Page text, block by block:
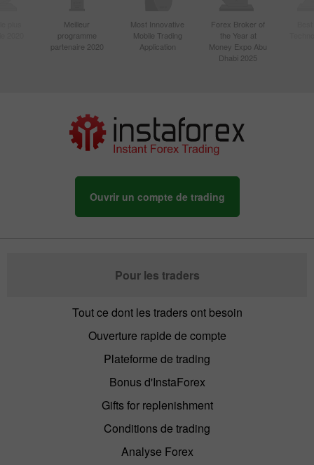
Meilleur
programme
partenaire 2020
Most Innovative
Mobile Trading
Application
Forex Broker of
the Year at
Money Expo Abu
Dhabi 2025
Ouvrir un compte de trading
Pour les traders
Tout ce dont les traders ont besoin
Ouverture rapide de compte
Plateforme de trading
Bonus d'InstaForex
Gifts for replenishment
Conditions de trading
Analyse Forex